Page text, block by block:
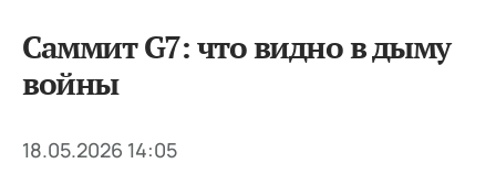
Саммит G7: что видно в дыму
войны
18.05.2026 14:05